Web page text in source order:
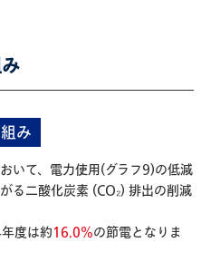
み
いて、電力使用(グラフ9)の低減
る二酸化炭素 (CO₂) 排出の削減
度は約 16.0%の節電となりま